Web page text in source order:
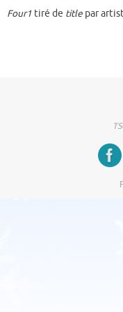
Four1 tiré de title par